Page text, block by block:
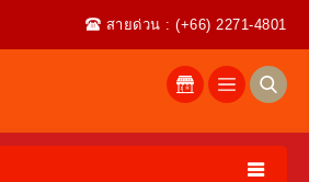
สายด่วน : (+66) 2271-4801